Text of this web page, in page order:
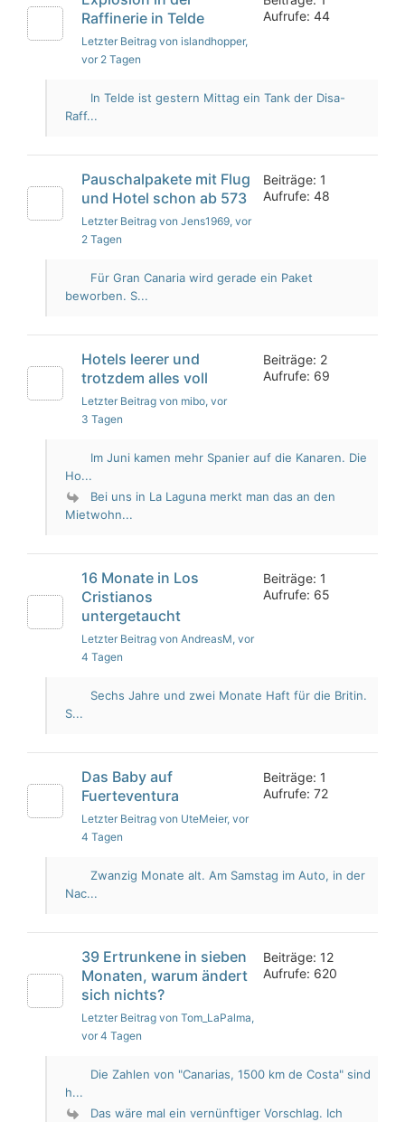
Raffinerie in Telde
Letzter Beitrag von islandhopper,
vor 2 Tagen
Aufrufe: 44
In Telde ist gestern Mittag ein Tank der Disa-
Raff...
Pauschalpakete mit Flug
und Hotel schon ab 573
Letzter Beitrag von Jens1969, vor
2 Tagen
Beiträge: 1
Aufrufe: 48
Für Gran Canaria wird gerade ein Paket
beworben. S...
Hotels leerer und
trotzdem alles voll
Letzter Beitrag von mibo, vor
3 Tagen
Beiträge: 2
Aufrufe: 69
Im Juni kamen mehr Spanier auf die Kanaren. Die
Ho...
Bei uns in La Laguna merkt man das an den
Mietwohn...
16 Monate in Los
Cristianos
untergetaucht
Letzter Beitrag von AndreasM, vor
4 Tagen
Beiträge: 1
Aufrufe: 65
Sechs Jahre und zwei Monate Haft für die Britin.
S...
Das Baby auf
Fuerteventura
Letzter Beitrag von UteMeier, vor
4 Tagen
Beiträge: 1
Aufrufe: 72
Zwanzig Monate alt. Am Samstag im Auto, in der
Nac...
39 Ertrunkene in sieben
Monaten, warum ändert
sich nichts?
Letzter Beitrag von Tom_LaPalma,
vor 4 Tagen
Beiträge: 12
Aufrufe: 620
Die Zahlen von "Canarias, 1500 km de Costa" sind
h...
Das wäre mal ein vernünftiger Vorschlag. Ich